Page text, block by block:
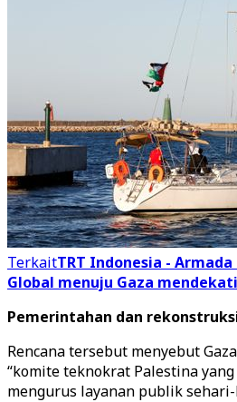
TerkaitTRT Indonesia -
Global menuju Gaza
Pemerintahan dan
Rencana tersebut menyebut
“komite teknokrat Palestina
mengurus layanan publik